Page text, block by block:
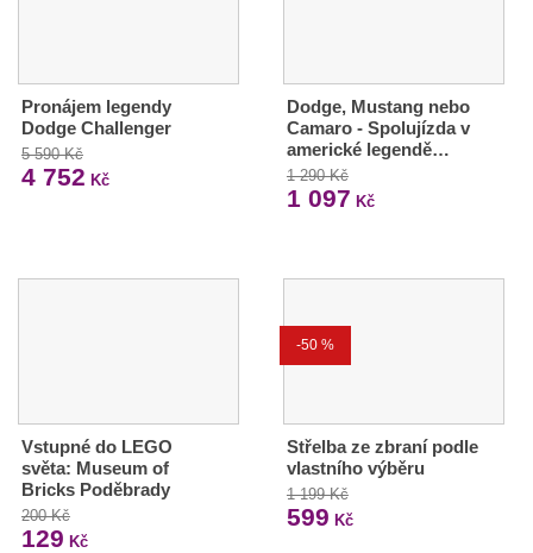
Pronájem legendy
Dodge Challenger
5 590 Kč
4 752 Kč
Dodge, Mustang nebo
Camaro - Spolujízda v
americké legendě…
1 290 Kč
1 097 Kč
Vstupné do LEGO
světa: Museum of
Bricks Poděbrady
200 Kč
129 Kč
-50 %
Střelba ze zbraní podle
vlastního výběru
1 199 Kč
599 Kč